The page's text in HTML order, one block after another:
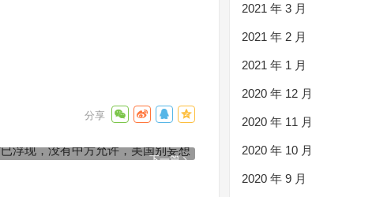
下一篇
2021 年 3 月
2021 年 2 月
2021 年 1 月
2020 年 12 月
2020 年 11 月
2020 年 10 月
2020 年 9 月